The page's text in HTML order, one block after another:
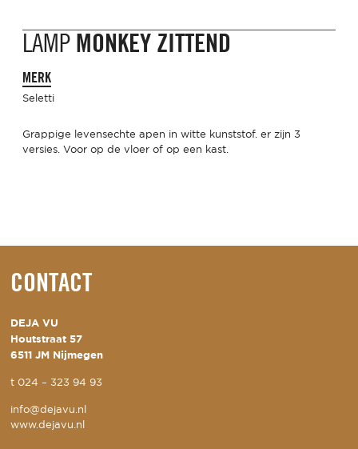
LAMP MONKEY ZITTEND
MERK
Seletti
Grappige levensechte apen in witte kunststof. er zijn 3
versies. Voor op de vloer of op een kast.
CONTACT
DEJA VU
Houtstraat 57
6511 JM Nijmegen
t024 – 323 94 93
info@dejavu.nl
www.dejavu.nl